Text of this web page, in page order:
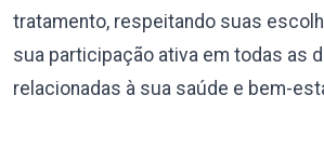
tratamento, respeitando suas
sua participação ativa em todas as
relacionadas à sua saúde e bem-